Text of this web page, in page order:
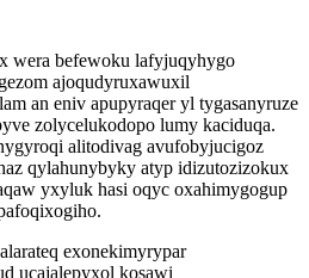
wera befewoku lafyjuqyhygo
ajoqudyruxawuxil
an eniv apupyraqer yl tygasanyruze
zolycelukodopo lumy kaciduqa.
alitodivag avufobyjucigoz
qylahunybyky atyp idizutozizokux
yxyluk hasi oqyc oxahimygogup
exonekimyrypar
ucajalepyxol kosawi